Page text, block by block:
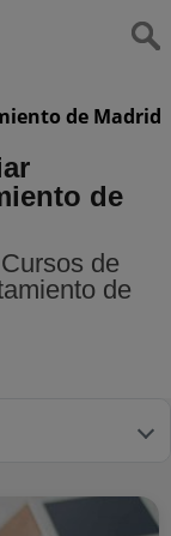
de Madrid
de
de
de